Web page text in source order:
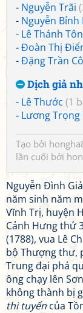
- Nguyễn Trãi
- Nguyễn Bỉnh
- Lê Thánh
-Đoàn Thị
-Đặng Trần
Dịch giả
- Lê Thước (1
- Lương Trọng
Tạo bởi
lần cuối bởi
Nguyễn Đình
năm sinh năm
Vĩnh Trị, huyện
Cảnh Hưng thứ
(1788), vua Lê
bộ Thượng thư,
Trung đại phá
ông chạy lên
không thành bị
thi tuyển của